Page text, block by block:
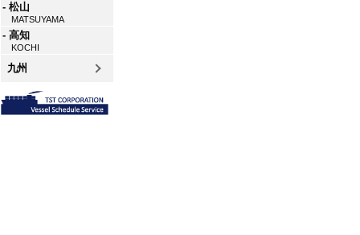
- 松山
MATSUYAMA
- 高知
KOCHI
九州